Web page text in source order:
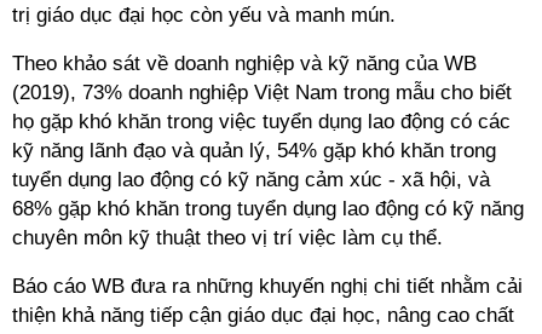
trị giáo dục đại học còn yếu và manh mún.
Theo khảo sát về doanh nghiệp và kỹ năng của WB
(2019), 73% doanh nghiệp Việt Nam trong mẫu cho biết
họ gặp khó khăn trong việc tuyển dụng lao động có các
kỹ năng lãnh đạo và quản lý, 54% gặp khó khăn trong
tuyển dụng lao động có kỹ năng cảm xúc - xã hội, và
68% gặp khó khăn trong tuyển dụng lao động có kỹ năng
chuyên môn kỹ thuật theo vị trí việc làm cụ thể.
Báo cáo WB đưa ra những khuyến nghị chi tiết nhằm cải
thiện khả năng tiếp cận giáo dục đại học, nâng cao chất